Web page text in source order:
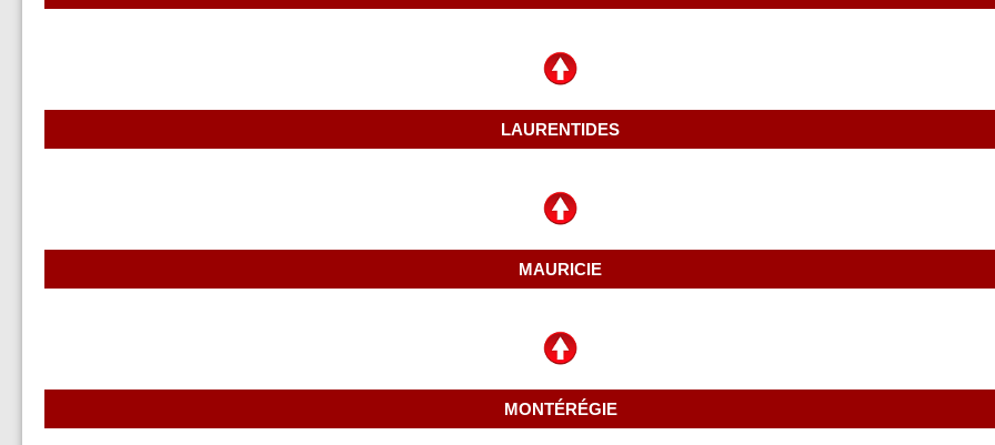
LAURENTIDES
MAURICIE
MONTÉRÉGIE